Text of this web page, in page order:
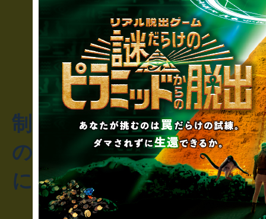
制作のご相談・コラボレ
のお客様からのご質問や
にお問い合わせください